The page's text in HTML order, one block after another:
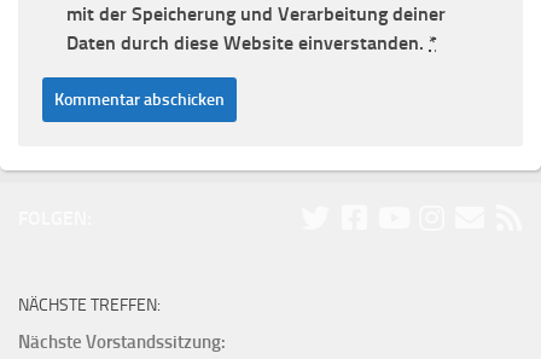
mit der Speicherung und Verarbeitung deiner
Daten durch diese Website einverstanden. *
NÄCHSTE TREFFEN:
Nächste Vorstandssitzung: